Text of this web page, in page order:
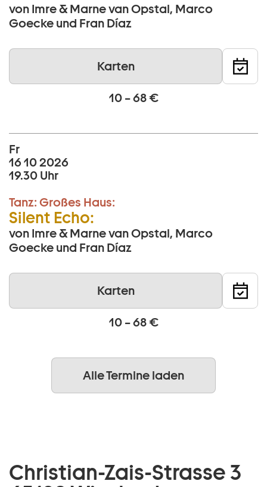
von Imre & Marne van Opstal, Marco
Goecke und Fran Díaz
Karten
10 – 68 €
Fr
16 10 2026
19.30 Uhr
Tanz: Großes Haus:
Silent Echo:
von Imre & Marne van Opstal, Marco
Goecke und Fran Díaz
Karten
10 – 68 €
Alle Termine laden
Christian-Zais-Strasse 3